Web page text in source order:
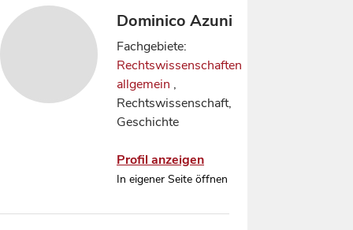
Dominico Azuni
Fachgebiete:
Rechtswissenschaften
allgemein ,
Rechtswissenschaft,
Geschichte
Profil anzeigen
In eigener Seite öffnen